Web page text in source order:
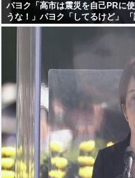
パヨク「高市は震災を自己PRに
うな！」パヨク「してるけど」 「